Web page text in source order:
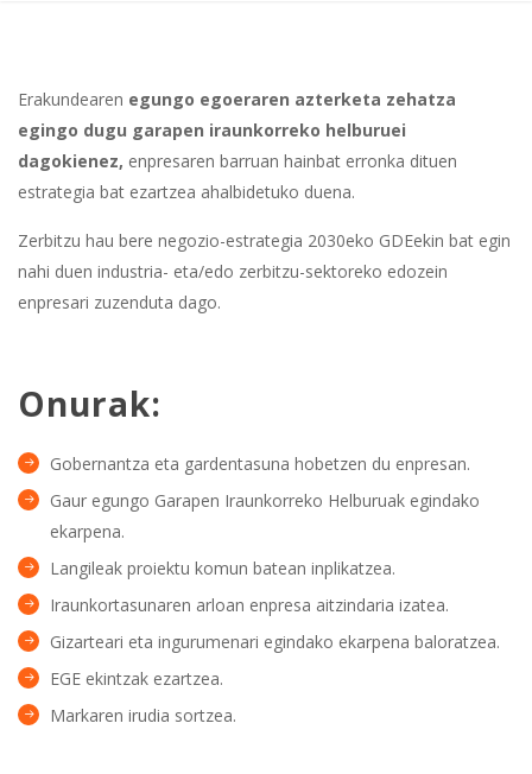
Erakundearen egungo egoeraren azterketa zehatza
egingo dugu garapen iraunkorreko helburuei
dagokienez, enpresaren barruan hainbat erronka dituen
estrategia bat ezartzea ahalbidetuko duena.
Zerbitzu hau bere negozio-estrategia 2030eko GDEekin bat egin
nahi duen industria- eta/edo zerbitzu-sektoreko edozein
enpresari zuzenduta dago.
Onurak:
Gobernantza eta gardentasuna hobetzen du enpresan.
Gaur egungo Garapen Iraunkorreko Helburuak egindako
ekarpena.
Langileak proiektu komun batean inplikatzea.
Iraunkortasunaren arloan enpresa aitzindaria izatea.
Gizarteari eta ingurumenari egindako ekarpena baloratzea.
EGE ekintzak ezartzea.
Markaren irudia sortzea.